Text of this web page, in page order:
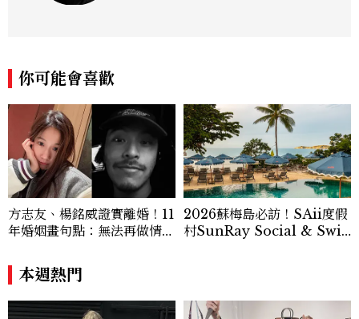
你可能會喜歡
方志友、楊銘威證實離婚！11
年婚姻畫句點：無法再做情
2026蘇梅島必訪！SAii度假
村SunRay Social & Swi
本週熱門